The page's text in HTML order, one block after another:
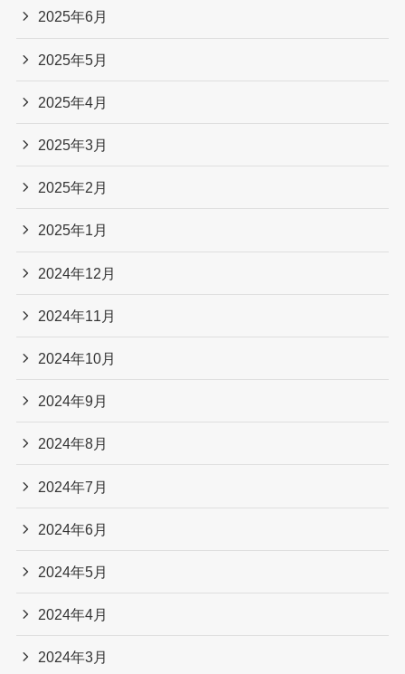
2025年6月
2025年5月
2025年4月
2025年3月
2025年2月
2025年1月
2024年12月
2024年11月
2024年10月
2024年9月
2024年8月
2024年7月
2024年6月
2024年5月
2024年4月
2024年3月